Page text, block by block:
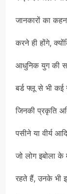
जानकारों का
करने ही होंगे,
आधुनिक युग की
बर्ड फ्लू से भी कई
जिनकी प्रकृति
पसीने या वीर्य
जो लोग इबोला
रहते हैं, उनके भी